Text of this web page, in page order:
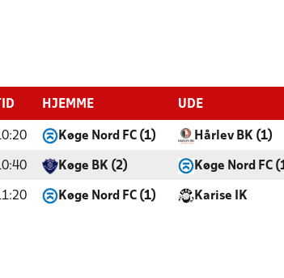
TID HJEMME UDE
Køge Nord FC (1) Hårlev BK (1)
Køge BK (2) Køge Nord FC
Køge Nord FC (1) Karise IK